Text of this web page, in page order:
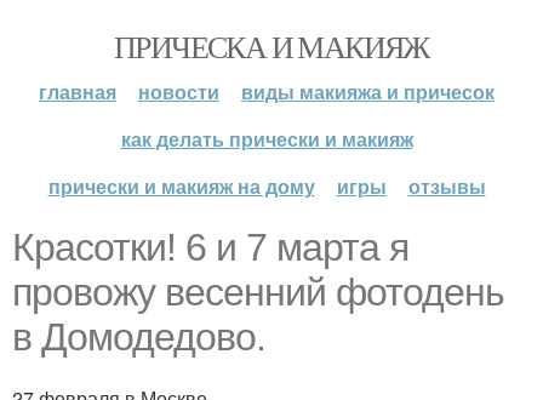
ПРИЧЕСКА И МАКИЯЖ
главная новости
виды макияжа и причесок
как делать прически и макияж
прически и макияж на дому
игры отзывы
Красотки! 6 и 7 марта я
провожу весенний фотодень
в Домодедово.